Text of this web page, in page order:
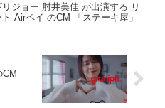
リジョー 肘井美佳 が出演する リ
ペイ のCM 「ステーキ屋」